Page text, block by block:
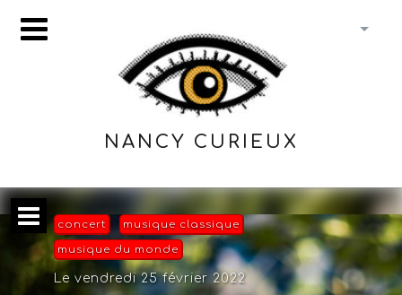
NANCY CURIEUX
concert musique classique
musique du monde
Le vendredi 25 février 2022